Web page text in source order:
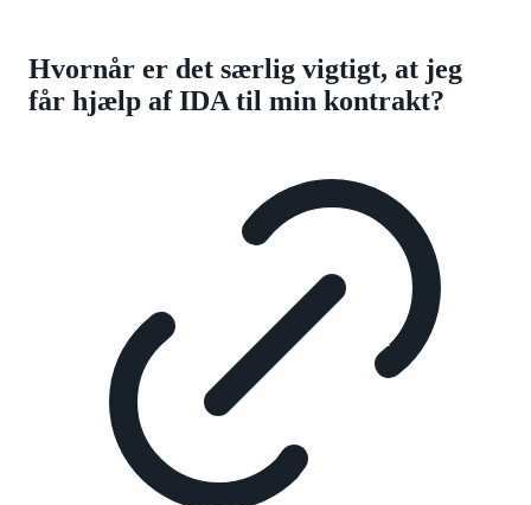
Hvornår er det særlig vigtigt, at jeg
får hjælp af IDA til min kontrakt?